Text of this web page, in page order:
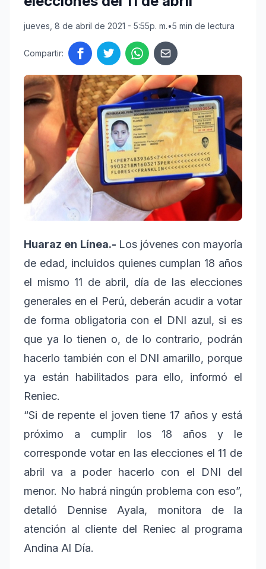
jueves, 8 de abril de 2021 - 5:55p. m.•5 min de lectura
Compartir:
Huaraz en Línea.- Los jóvenes con mayoría
de edad, incluidos quienes cumplan 18 años
el mismo 11 de abril, día de las elecciones
generales en el Perú, deberán acudir a votar
de forma obligatoria con el DNI azul, si es
que ya lo tienen o, de lo contrario, podrán
hacerlo también con el DNI amarillo, porque
ya están habilitados para ello, informó el
Reniec.
“Si de repente el joven tiene 17 años y está
próximo a cumplir los 18 años y le
corresponde votar en las elecciones el 11 de
abril va a poder hacerlo con el DNI del
menor. No habrá ningún problema con eso”,
detalló Dennise Ayala, monitora de la
atención al cliente del Reniec al programa
Andina Al Día.